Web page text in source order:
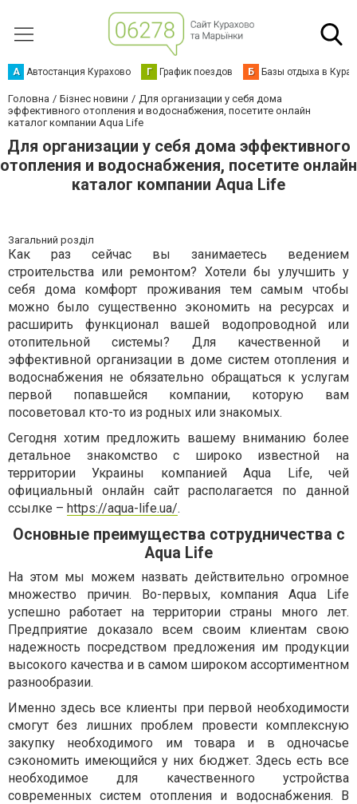
А Автостанция Курахово Г График поездов Б Базы отдыха в
Головна Бізнес новини
Для организации у себя дома
эффективного отопления и водоснабжения, посетите онлайн
каталог компании Aqua Life
Для организации у себя дома эффективного
отопления и водоснабжения, посетите онлайн
каталог компании Aqua Life
Загальний розділ
Как раз сейчас вы занимаетесь ведением
строительства или ремонтом? Хотели бы улучшить у
себя дома комфорт проживания тем самым чтобы
можно было существенно экономить на ресурсах и
расширить функционал вашей водопроводной или
отопительной системы? Для качественной и
эффективной организации в доме систем отопления и
водоснабжения не обязательно обращаться к услугам
первой попавшейся компании, которую вам
посоветовал кто-то из родных или знакомых.
Сегодня хотим предложить вашему вниманию более
детальное знакомство с широко известной на
территории Украины компанией Aqua Life, чей
официальный онлайн сайт располагается по данной
ссылке – https://aqua-life.ua/.
Основные преимущества сотрудничества с
Aqua Life
На этом мы можем назвать действительно огромное
множество причин. Во-первых, компания Aqua Life
успешно работает на территории страны много лет.
Предприятие доказало всем своим клиентам свою
надежность посредством предложения им продукции
высокого качества и в самом широком ассортиментном
разнообразии.
Именно здесь все клиенты при первой необходимости
смогут без лишних проблем провести комплексную
закупку необходимого им товара и в одночасье
сэкономить имеющийся у них бюджет. Здесь есть все
необходимое для качественного устройства
современных систем отопления и водоснабжения. В